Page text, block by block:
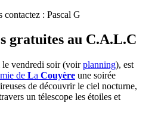
contactez : Pascal G
gratuites au C.A.L.C
le vendredi soir (voirplanning), est
de La Couyère une soirée
de découvrir le ciel nocturne,
un télescope les étoiles et